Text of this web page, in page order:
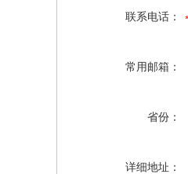
联系电话：
常用邮箱：
省份：
详细地址：